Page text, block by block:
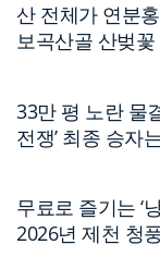
산 전체가 연분
보곡산골 산벚꽃
33만 평 노란 물
전쟁’ 최종 승자
무료로 즐기는 ‘
2026년 제천 청